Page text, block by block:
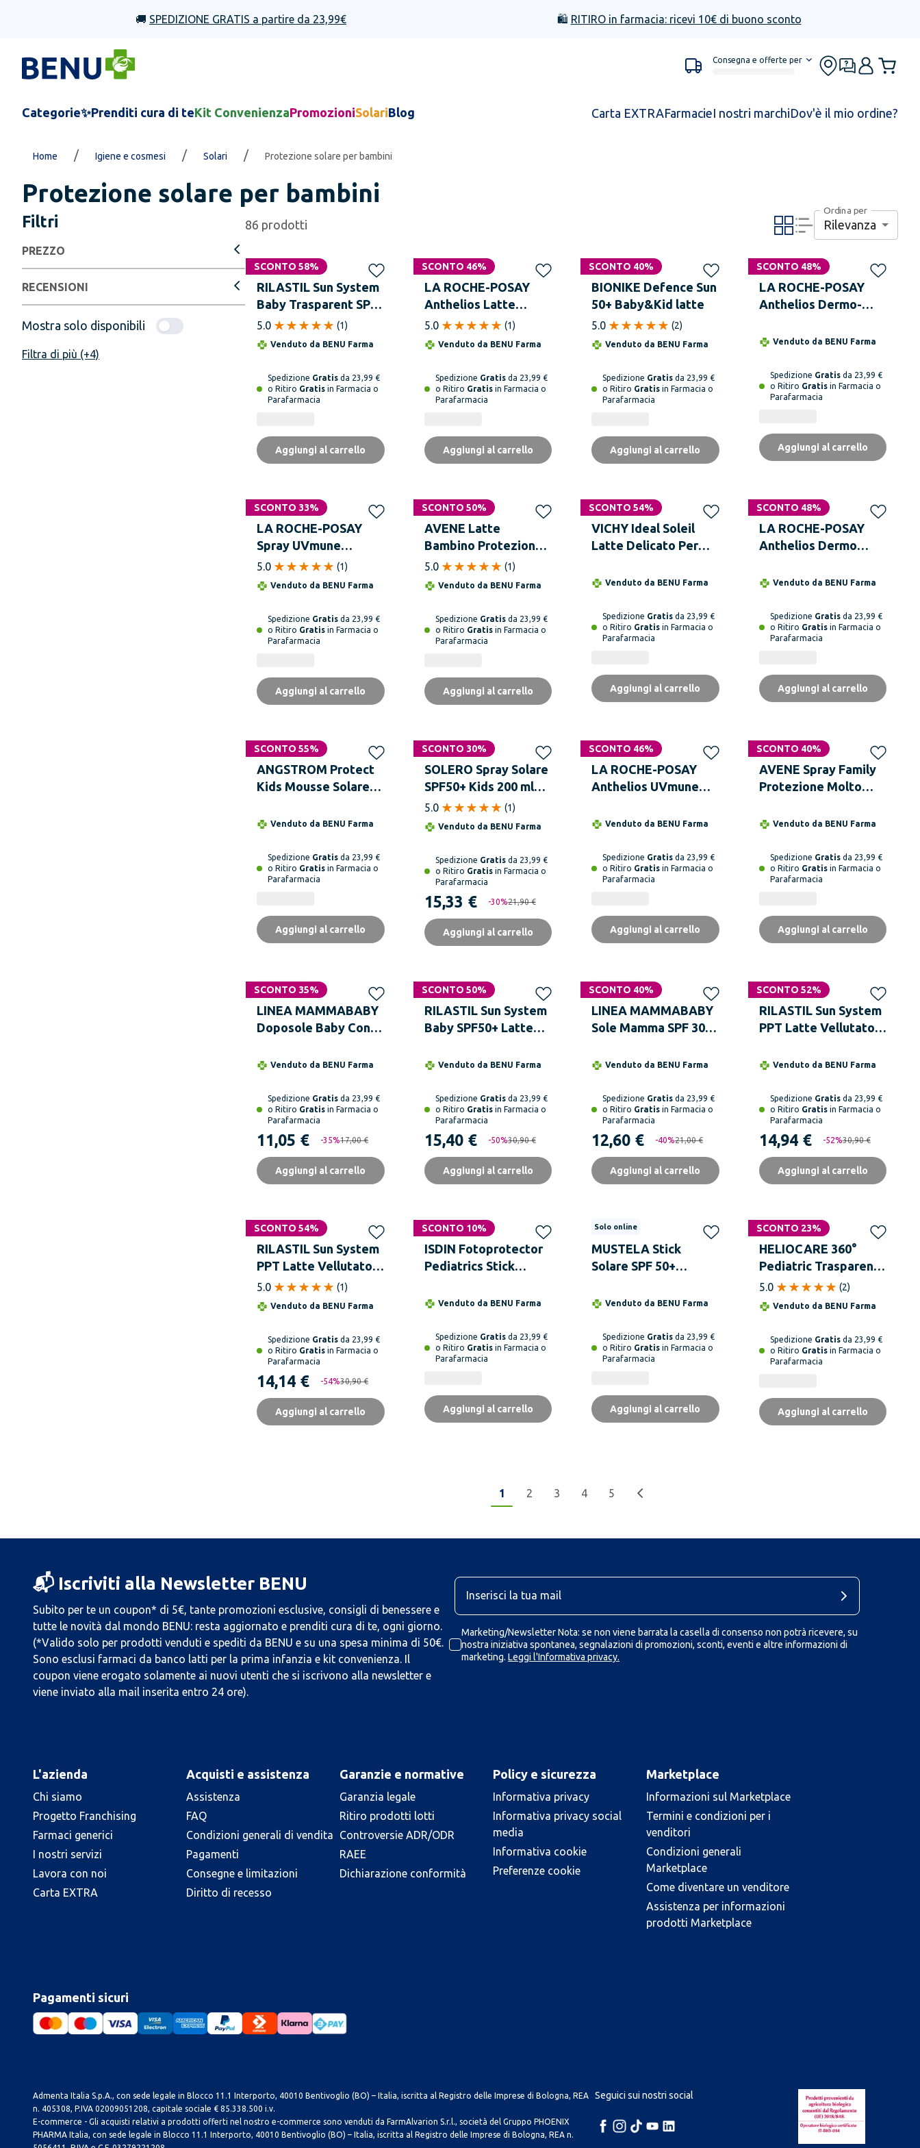
🚚 SPEDIZIONE GRATIS a partire da 23,99€ 🛍️ RITIRO in farmacia: ricevi 10€ di buono sconto
Consegna e offerte per
Categorie✨Prenditi cura di teKit ConvenienzaPromozioniSolariBlog Carta EXTRAFarmacieI nostri marchiDov'è il mio ordine?
Home / Igiene e cosmesi / Solari / Protezione solare per bambini
Protezione solare per bambini
Filtri
PREZZO
RECENSIONI
Mostra solo disponibili
Filtra di più (+4)
86 prodotti
Ordina per
Rilevanza
SCONTO 58%
RILASTIL Sun System
Baby Trasparent SPF
50+ Spray 200 ml
5.0 (1)
Venduto da BENU Farma
Spedizione Gratis da 23,99 €
o Ritiro Gratis in Farmacia o
Parafarmacia
Aggiungi al carrello
SCONTO 46%
LA ROCHE-POSAY
Anthelios Latte
UVmune Dermo
Pediatrics SPF50+
5.0 (1)
Venduto da BENU Farma
Spedizione Gratisda 23,99 €
o Ritiro Gratisin Farmacia o
Parafarmacia
Aggiungi al carrello
SCONTO 40%
BIONIKE Defence Sun
50+ Baby&Kid latte
5.0 (2)
Venduto da BENU Farma
Spedizione Gratis da 23,99 €
o Ritiro Gratis in Farmacia o
Parafarmacia
Aggiungi al carrello
SCONTO 48%
LA ROCHE-POSAY
Anthelios Dermo-
Bagnata Bambino SPF
Venduto da BENU Farma
Spedizione Gratisda 23,99 €
o Ritiro Gratisin Farmacia o
Parafarmacia
Aggiungi al carrello
SCONTO 33%
LA ROCHE-POSAY
Spray UVmune
Bambini SPF50+ Spray
Invisibile 200 ml
5.0 (1)
Venduto da BENU Farma
Spedizione Gratis da 23,99 €
o Ritiro Gratis in Farmacia o
Parafarmacia
Aggiungi al carrello
SCONTO 50%
AVENE Latte
Bambino Protezione
Molto Alta SPF50+
250 ml
5.0 (1)
Venduto da BENU Farma
Spedizione Gratisda 23,99 €
o Ritiro Gratisin Farmacia o
Parafarmacia
Aggiungi al carrello
SCONTO 54%
VICHY Ideal Soleil
Latte Delicato Per
Venduto da BENU Farma
Spedizione Gratis da 23,99 €
o Ritiro Gratis in Farmacia o
Parafarmacia
Aggiungi al carrello
SCONTO 48%
LA ROCHE-POSAY
Anthelios Dermo
SPF 50+ 50 ml
Venduto da BENU Farma
Spedizione Gratisda 23,99 €
o Ritiro Gratisin Farmacia o
Parafarmacia
Aggiungi al carrello
SCONTO 55%
ANGSTROM Protect
Kids Mousse Solare
Venduto da BENU Farma
Spedizione Gratis da 23,99 €
o Ritiro Gratis in Farmacia o
Parafarmacia
Aggiungi al carrello
SCONTO 30%
SOLERO Spray Solare
SPF50+ Kids 200 ml
per Pelle Sensibile
Senza Profumo
5.0 (1)
Venduto da BENU Farma
Spedizione Gratisda 23,99 €
o Ritiro Gratisin Farmacia o
Parafarmacia
15,33 € -30%21,90 €
Aggiungi al carrello
SCONTO 46%
LA ROCHE-POSAY
Anthelios UVmune
SPF50+ Fluido 50 ml
Venduto da BENU Farma
Spedizione Gratis da 23,99 €
o Ritiro Gratis in Farmacia o
Parafarmacia
Aggiungi al carrello
SCONTO 40%
AVENE Spray Family
Protezione Molto
Venduto da BENU Farma
Spedizione Gratisda 23,99 €
o Ritiro Gratisin Farmacia o
Parafarmacia
Aggiungi al carrello
SCONTO 35%
Solo online
LINEA MAMMABABY
Doposole Baby Con
150 ml
Venduto da BENU Farma
Spedizione Gratis da 23,99 €
o Ritiro Gratis in Farmacia o
Parafarmacia
11,05 € -35%17,00 €
Aggiungi al carrello
SCONTO 50%
RILASTIL Sun System
Baby SPF50+ Latte
Venduto da BENU Farma
Spedizione Gratisda 23,99 €
o Ritiro Gratisin Farmacia o
Parafarmacia
15,40 € -50%30,90 €
Aggiungi al carrello
SCONTO 40%
Solo online
LINEA MAMMABABY
Sole Mamma SPF 30
ml Venduto da BENU Farma
Spedizione Gratis da 23,99 €
o Ritiro Gratis in Farmacia o
Parafarmacia
12,60 € -40%21,00 €
Aggiungi al carrello
SCONTO 52%
RILASTIL Sun System
PPT Latte Vellutato
Venduto da BENU Farma
Spedizione Gratisda 23,99 €
o Ritiro Gratisin Farmacia o
Parafarmacia
14,94 € -52%30,90 €
Aggiungi al carrello
SCONTO 54%
RILASTIL Sun System
PPT Latte Vellutato
SPF 50+ 200 ml
5.0 (1)
Venduto da BENU Farma
Spedizione Gratis da 23,99 €
o Ritiro Gratis in Farmacia o
Parafarmacia
14,14 € -54%30,90 €
Aggiungi al carrello
SCONTO 10%
ISDIN Fotoprotector
Pediatrics Stick
Venduto da BENU Farma
Spedizione Gratisda 23,99 €
o Ritiro Gratisin Farmacia o
Parafarmacia
Aggiungi al carrello
Solo online
MUSTELA Stick
Solare SPF 50+
Venduto da BENU Farma
Spedizione Gratis da 23,99 €
o Ritiro Gratis in Farmacia o
Parafarmacia
Aggiungi al carrello
SCONTO 23%
HELIOCARE 360°
Pediatric Trasparent
Spray SPF50+ 200 ML
5.0 (2)
Venduto da BENU Farma
Spedizione Gratisda 23,99 €
o Ritiro Gratisin Farmacia o
Parafarmacia
Aggiungi al carrello
1 2 3 4 5
📬 Iscriviti alla Newsletter BENU
Subito per te un coupon* di 5€, tante promozioni esclusive, consigli di benessere e
tutte le novità dal mondo BENU: resta aggiornato e prenditi cura di te, ogni giorno.
(*Valido solo per prodotti venduti e spediti da BENU e su una spesa minima di 50€.
Sono esclusi farmaci da banco latti per la prima infanzia e kit convenienza. Il
coupon viene erogato solamente ai nuovi utenti che si iscrivono alla newsletter e
viene inviato alla mail inserita entro 24 ore).
Marketing/Newsletter Nota: se non viene barrata la casella di consenso non potrà ricevere, su
nostra iniziativa spontanea, segnalazioni di promozioni, sconti, eventi e altre informazioni di
marketing. Leggi l'Informativa privacy.
L'azienda
Chi siamo
Progetto Franchising
Farmaci generici
I nostri servizi
Lavora con noi
Carta EXTRA
Acquisti e assistenza
Assistenza
FAQ
Condizioni generali di vendita
Pagamenti
Consegne e limitazioni
Diritto di recesso
Garanzie e normative
Garanzia legale
Ritiro prodotti lotti
Controversie ADR/ODR
RAEE
Dichiarazione conformità
Policy e sicurezza
Informativa privacy
Informativa privacy social
media
Informativa cookie
Preferenze cookie
Marketplace
Informazioni sul Marketplace
Termini e condizioni per i
venditori
Condizioni generali
Marketplace
Come diventare un venditore
Assistenza per informazioni
prodotti Marketplace
Pagamenti sicuri
Admenta Italia S.p.A., con sede legale in Blocco 11.1 Interporto, 40010 Bentivoglio (BO) – Italia, iscritta al Registro delle Imprese di Bologna, REA
n. 405308, P.IVA 02009051208, capitale sociale € 85.338.500 i.v.
E-commerce - Gli acquisti relativi a prodotti offerti nel nostro e-commerce sono venduti da FarmAlvarion S.r.l., società del Gruppo PHOENIX
PHARMA Italia, con sede legale in Blocco 11.1 Interporto, 40010 Bentivoglio (BO) – Italia, iscritta al Registro delle Imprese di Bologna, REA n.
Seguici sui nostri social